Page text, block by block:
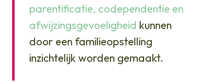
parentificatie, codependentie en
afwijzingsgevoeligheid kunnen
door een familieopstelling
inzichtelijk worden gemaakt.